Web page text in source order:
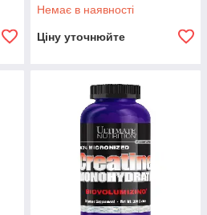
Немає в наявності
Ціну уточнюйте